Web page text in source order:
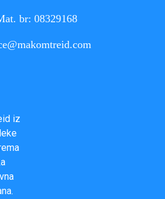
br: 08329168
iz